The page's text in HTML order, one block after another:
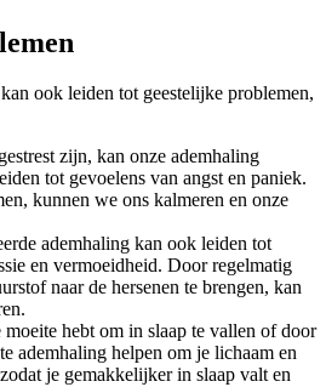
ook leiden tot geestelijke problemen,
zijn, kan onze ademhaling
tot gevoelens van angst en paniek.
kunnen we ons kalmeren en onze
ademhaling kan ook leiden tot
en vermoeidheid. Door regelmatig
naar de hersenen te brengen, kan
hebt om in slaap te vallen of door
ademhaling helpen om je lichaam en
je gemakkelijker in slaap valt en